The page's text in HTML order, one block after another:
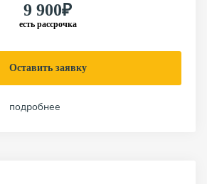
9 900₽
есть рассрочка
Оставить заявку
подробнее